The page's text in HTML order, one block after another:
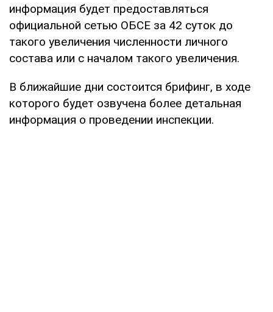
информация будет предоставляться
официальной сетью ОБСЕ за 42 суток до
такого увеличения численности личного
состава или с началом такого увеличения.
В ближайшие дни состоится брифинг, в ходе
которого будет озвучена более детальная
информация о проведении инспекции.